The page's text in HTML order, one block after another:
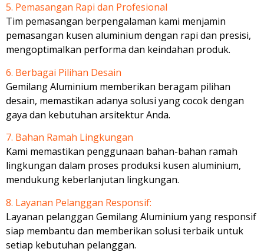
5. Pemasangan Rapi dan Profesional
Tim pemasangan berpengalaman kami menjamin
pemasangan kusen aluminium dengan rapi dan presisi,
mengoptimalkan performa dan keindahan produk.
6. Berbagai Pilihan Desain
Gemilang Aluminium memberikan beragam pilihan
desain, memastikan adanya solusi yang cocok dengan
gaya dan kebutuhan arsitektur Anda.
7. Bahan Ramah Lingkungan
Kami memastikan penggunaan bahan-bahan ramah
lingkungan dalam proses produksi kusen aluminium,
mendukung keberlanjutan lingkungan.
8. Layanan Pelanggan Responsif:
Layanan pelanggan Gemilang Aluminium yang responsif
siap membantu dan memberikan solusi terbaik untuk
setiap kebutuhan pelanggan.